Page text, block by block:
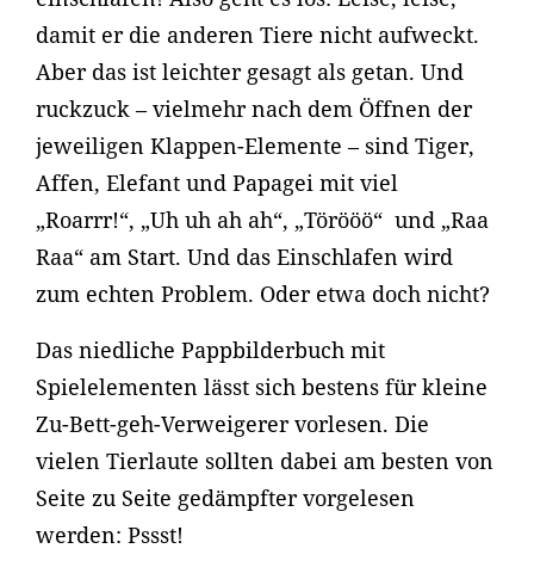
damit er die anderen Tiere nicht aufweckt.
Aber das ist leichter gesagt als getan. Und
ruckzuck – vielmehr nach dem Öffnen der
jeweiligen Klappen-Elemente – sind Tiger,
Affen, Elefant und Papagei mit viel
„Roarrr!“, „Uh uh ah ah“, „Törööö“ und „Raa
Raa“ am Start. Und das Einschlafen wird
zum echten Problem. Oder etwa doch nicht?
Das niedliche Pappbilderbuch mit
Spielelementen lässt sich bestens für kleine
Zu-Bett-geh-Verweigerer vorlesen. Die
vielen Tierlaute sollten dabei am besten von
Seite zu Seite gedämpfter vorgelesen
werden: Pssst!